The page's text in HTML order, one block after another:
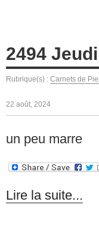
2494
Rubrique(s) : Carnets de
22 août, 2024
un peu marre
Lire la suite...